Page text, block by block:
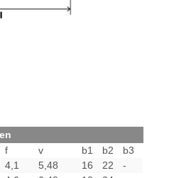
f v b1 b2
b3
4,1 5,48 16 22
-